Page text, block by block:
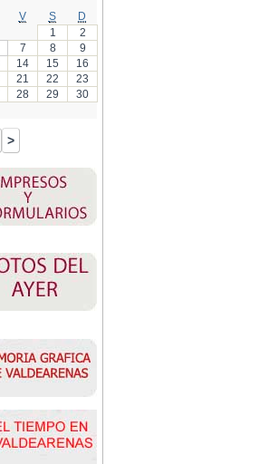
V S
D
1
2
7 8
9
14 15
16
21 22
23
28 29
30